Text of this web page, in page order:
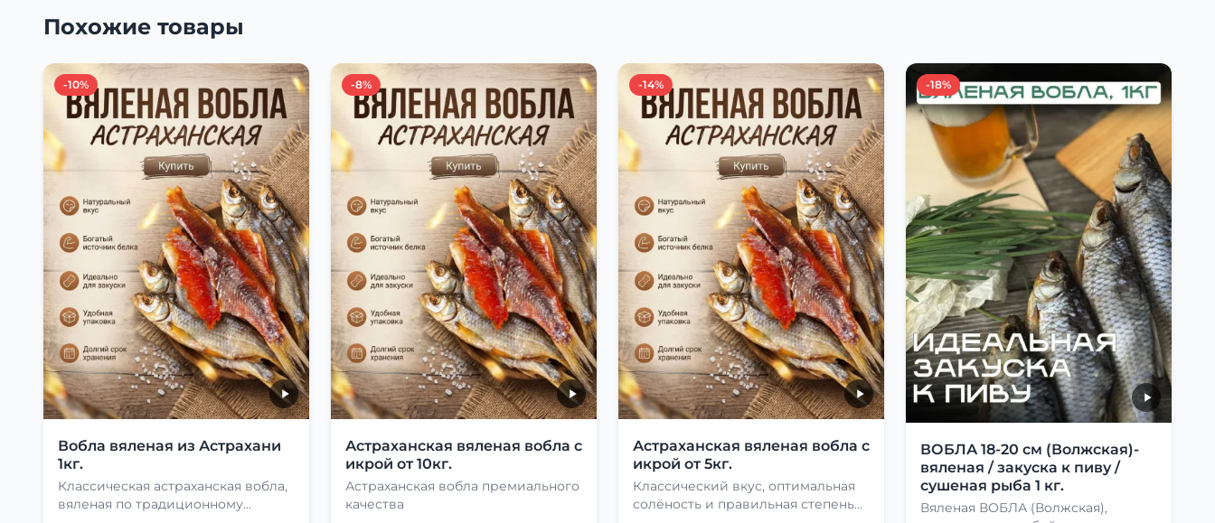
Похожие товары
-10%
Вобла вяленая из Астрахани
1кг.
Классическая астраханская вобла,
вяленая по традиционному
-8%
Астраханская вяленая вобла с
икрой от 10кг.
Астраханская вобла премиального
качества
-14%
Астраханская вяленая вобла с
икрой от 5кг.
Классический вкус, оптимальная
солёность и правильная степень
-18%
ВОБЛА 18-20 см (Волжская)-
вяленая / закуска к пиву /
сушеная рыба 1 кг.
Вяленая ВОБЛА (Волжская),